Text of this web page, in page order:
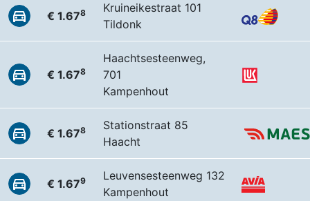
€ 1.678
Kruineikestraat 101
Tildonk
€ 1.678
Haachtsesteenweg,
701
Kampenhout
€ 1.678
Stationstraat 85
Haacht
€ 1.679
Leuvensesteenweg 132
Kampenhout